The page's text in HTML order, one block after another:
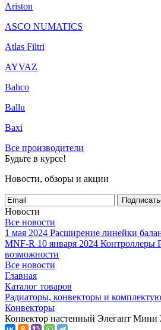
Ariston
ASCO NUMATICS
Atlas Filtri
AYVAZ
Bahco
Ballu
Baxi
Все производители
Будьте в курсе!
Новости, обзоры и акции
Новости
Все новости
1 мая 2024 Расширение линейки
MNF-R 10 января 2024 Контроллеры
возможности
Все новости
Главная
Каталог товаров
Радиаторы, конвекторы и
Конвекторы
Конвектор настенный Элегант